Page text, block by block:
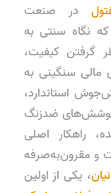
در صنعت
نگاه سنتی به
گرفتن کیفیت،
مالی سنگینی به
استاندارد،
پوشش‌های ضدزنگ
راهکار اصلی
و مقرون‌به‌صرفه
، یکی از اولین